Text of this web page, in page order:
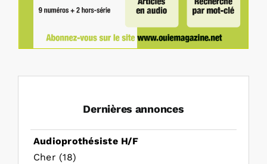
Dernières annonces
Audioprothésiste H/F
Cher (18)